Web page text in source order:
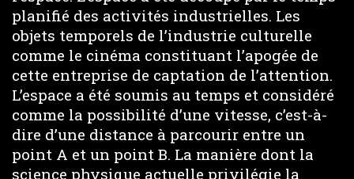
planifié des activités industrielles. Les
objets temporels de l’industrie culturelle
comme le cinéma constituant l’apogée de
cette entreprise de captation de l’attention.
L’espace a été soumis au temps et considéré
comme la possibilité d’une vitesse, c’est-à-
dire d’une distance à parcourir entre un
point A et un point B. La manière dont la
science physique actuelle privilégie la